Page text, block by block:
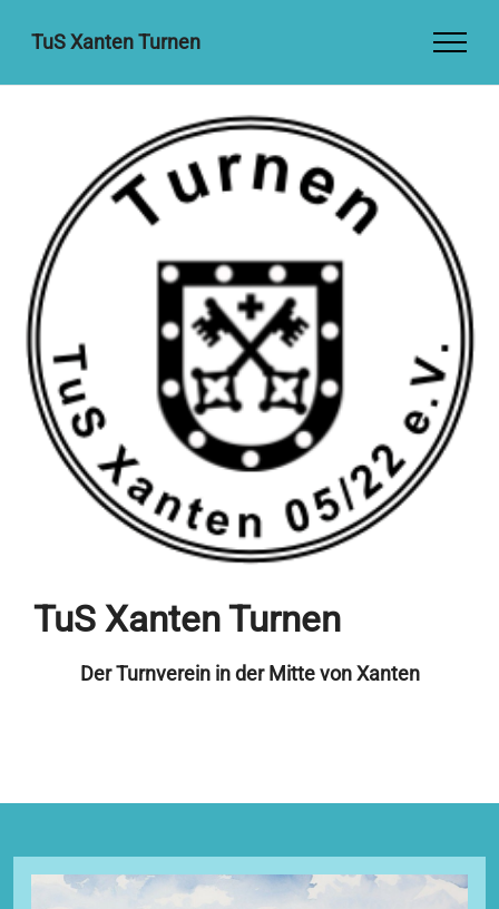
TuS Xanten Turnen
TuS Xanten Turnen
Der Turnverein in der Mitte von Xanten